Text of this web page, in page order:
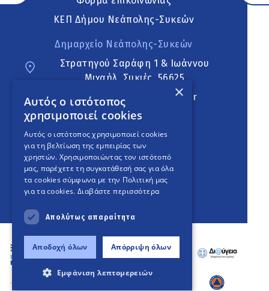
ΚΕΠ Δήμου Νεάπολης-Συκεών
Δημαρχείο Νεάπολης-Συκεών
Στρατηγού Σαράφη 1 & Ιωάννου
Μιχαήλ, Συκιές, 56625
neapoli.sykies@ddt.gov.gr
Ακολουθήστε
English Version
An project
×
Αυτός ο ιστότοπος
χρησιμοποιεί cookies
Αυτός ο ιστότοπος χρησιμοποιεί cookies
για τη βελτίωση της εμπειρίας των
χρηστών. Χρησιμοποιώντας τον ιστότοπό
μας, παρέχετε τη συγκατάθεσή σας για όλα
τα cookies σύμφωνα με την Πολιτική μας
για τα cookies. Διαβάστε περισσότερα
Απολύτως απαραίτητα
Αποδοχή όλων Απόρριψη όλων
Εμφάνιση λεπτομερειών